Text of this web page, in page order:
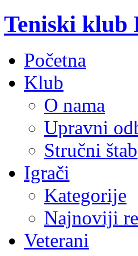
Teniski klub
Početna
Klub
O nama
Upravni
Stručni štab
Igrači
Kategorije
Najnoviji
Veterani